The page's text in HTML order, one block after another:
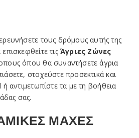
τους δρόμους αυτής της
τις Άγριες Ζώνες
όπου θα συναντήσετε άγρια
στοχεύστε προσεκτικά και
αντιμετωπίστε τα με τη βοήθεια
σας.
ΜΑΧΕΣ